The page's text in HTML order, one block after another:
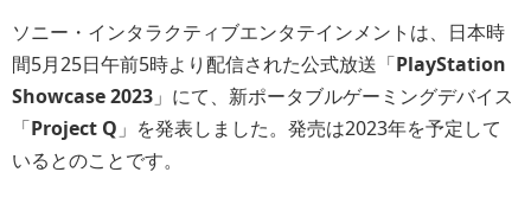
ソニー・インタラクティブエンタテインメントは、日本時
間5月25日午前5時より配信された公式放送「PlayStation
Showcase 2023 」にて、新ポータブルゲーミングデバイス
「Project Q 」を発表しました。発売は2023年を予定して
いるとのことです。